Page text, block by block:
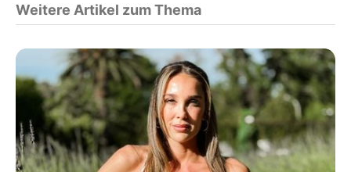
Weitere Artikel zum Thema